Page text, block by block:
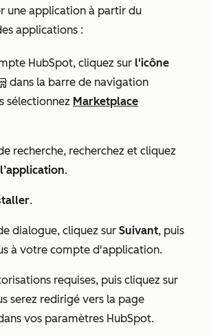
une application à partir du
applications :
HubSpot, cliquez sur l'icône
dans la barre de navigation
sélectionnez Marketplace
recherche, recherchez et cliquez
.
.
dialogue, cliquez sur Suivant, puis
à votre compte d'application.
requises, puis cliquez sur
serez redirigé vers la page
vos paramètres HubSpot.